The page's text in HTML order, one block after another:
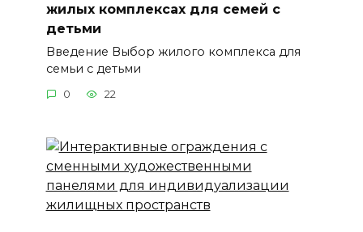
жилых комплексах для семей с
детьми
Введение Выбор жилого комплекса для
семьи с детьми
0 22